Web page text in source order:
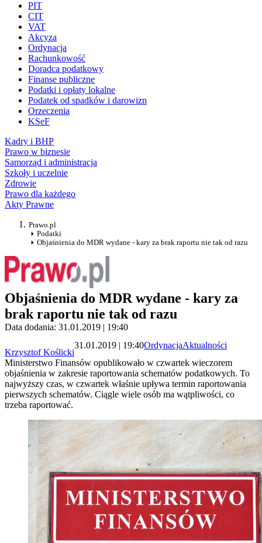
PIT
CIT
VAT
Akcyza
Ordynacja
Rachunkowość
Doradca podatkowy
Finanse publiczne
Podatki i opłaty lokalne
Podatek od spadków i darowizn
Orzeczenia
KSeF
Kadry i BHP
Prawo w biznesie
Samorząd i administracja
Szkoły i uczelnie
Zdrowie
Prawo dla każdego
Akty Prawne
Prawo.pl
Podatki
Objaśnienia do MDR wydane - kary za brak raportu nie tak od razu
Objaśnienia do MDR wydane - kary za
brak raportu nie tak od razu
Data dodania: 31.01.2019 | 19:40
Krzysztof Koślicki
31.01.2019 | 19:40OrdynacjaAktualności
Ministerstwo Finansów opublikowało w czwartek wieczorem
objaśnienia w zakresie raportowania schematów podatkowych. To
najwyższy czas, w czwartek właśnie upływa termin raportowania
pierwszych schematów. Ciągle wiele osób ma wątpliwości, co
trzeba raportować.